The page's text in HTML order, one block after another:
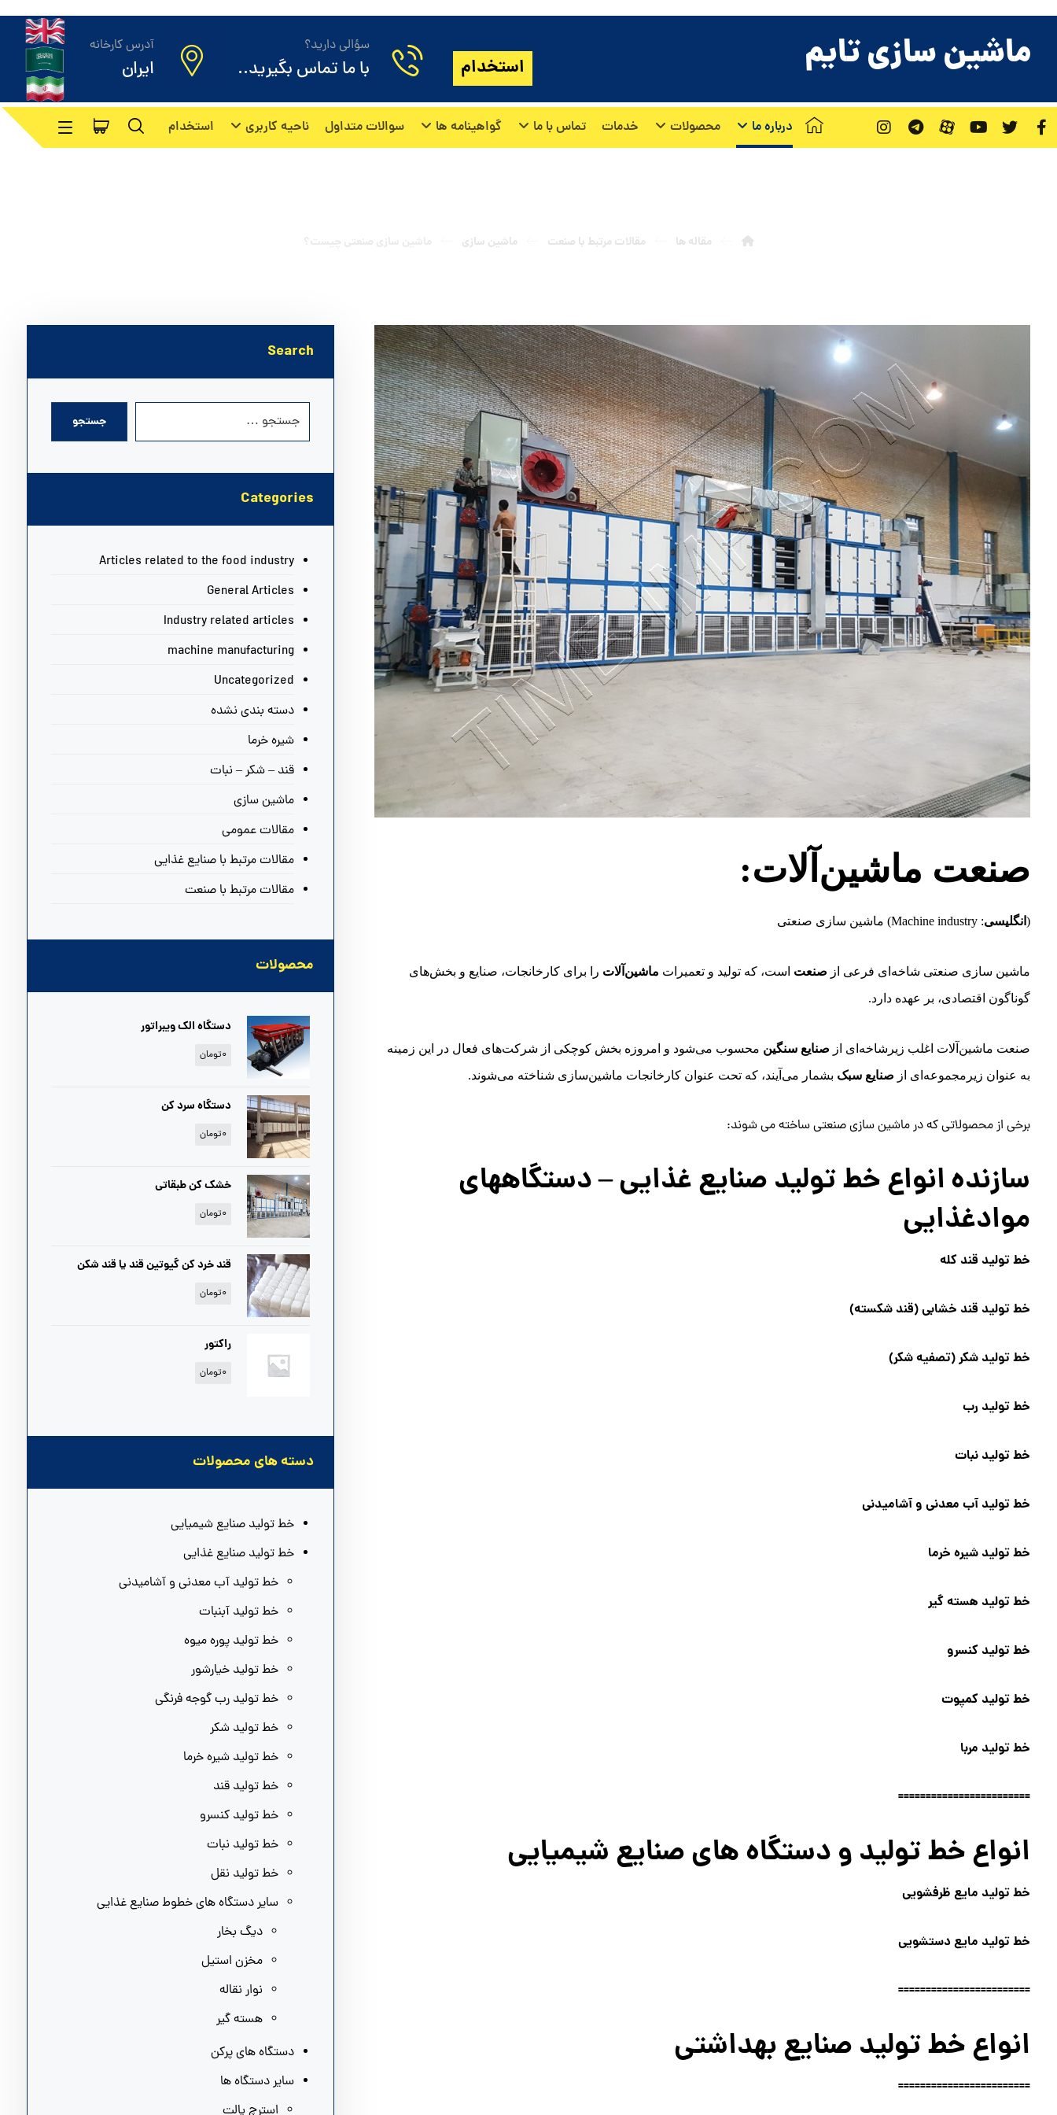
ماشین سازی تایم آدرس کارخانه
ایران
سؤالی دارید؟
با ما تماس بگیرید.. استخدام
درباره ما محصولات خدمات تماس با ما گواهینامه ها سوالات متداول ناحیه کاربری استخدام
مقاله ها مقالات مرتبط با صنعت ماشین سازی
صنعت ماشین‌آلات:
(انگلیسی:
Machine industry
‎) ماشین سازی صنعتی
ماشین سازی صنعتی شاخه‌ای فرعی از صنعت است، که تولید و تعمیرات ماشین‌آلات را برای کارخانجات، صنایع و بخش‌های
گوناگون اقتصادی، بر عهده دارد.
صنعت ماشین‌آلات اغلب زیرشاخه‌ای از صنایع سنگین محسوب می‌شود و امروزه بخش کوچکی از شرکت‌های فعال در این زمینه
به عنوان زیرمجموعه‌ای از صنایع سبک بشمار می‌آیند، که تحت عنوان کارخانجات ماشین‌سازی شناخته می‌شوند.
برخی از محصولاتی که در ماشین سازی صنعتی ساخته می شوند:
سازندهانواع خط تولید صنایع غذایی – دستگاههای
موادغذایی
خط تولید قند کله
خط تولید قند خشابی(قند شکسته)
خط تولید شکر(تصفیه شکر)
خط تولید رب
خط تولید نبات
خط تولید آب معدنی و آشامیدنی
خط تولید شیره خرما
خط تولید هسته گیر
خط تولید کنسرو
خط تولید کمپوت
خط تولید مربا
========================
انواع خط تولید و دستگاه های صنایع شیمیایی
خط تولید مایع ظرفشویی
خط تولید مایع دستشویی
========================
انواع خط تولید صنایع بهداشتی
========================
Search
جستجو
Categories
Articles related to the food industry
General Articles
Industry related articles
machine manufacturing
Uncategorized
دسته بندی نشده
شیره خرما
قند – شکر – نبات
ماشین سازی
مقالات عمومی
مقالات مرتبط با صنایع غذایی
مقالات مرتبط با صنعت
محصولات
دستگاه الک ویبراتور
۰تومان
دستگاه سرد کن
۰تومان
خشک کن طبقاتی
۰تومان
قند خرد کن گیوتین قند یا قند شکن
۰تومان
راکتور
۰تومان
دسته های محصولات
خط تولید صنایع شیمیایی
خط تولید صنایع غذایی
خط تولید آب معدنی و آشامیدنی
خط تولید آبنبات
خط تولید پوره میوه
خط تولید خیارشور
خط تولید رب گوجه فرنگی
خط تولید شکر
خط تولید شیره خرما
خط تولید قند
خط تولید کنسرو
خط تولید نبات
خط تولید نقل
سایر دستگاه های خطوط صنایع غذایی
دیگ بخار
مخزن استیل
نوار نقاله
هسته گیر
دستگاه های پرکن
سایر دستگاه ها
استرچ پالت